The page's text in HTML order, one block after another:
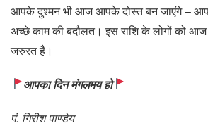
आपके दुश्मन भी आज आपके दोस्त बन जाएंगे –
अच्छे काम की बदौलत। इस राशि के लोगों को
जरुरत है।
आपका दिन मंगलमय हो
पं. गिरीश पाण्डेय